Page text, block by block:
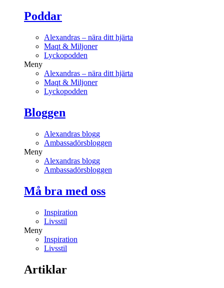
Poddar
Alexandras – nära ditt hjärta
Maqt & Miljoner
Lyckopodden
Meny
Alexandras – nära ditt hjärta
Maqt & Miljoner
Lyckopodden
Bloggen
Alexandras blogg
Ambassadörsbloggen
Meny
Alexandras blogg
Ambassadörsbloggen
Må bra med oss
Inspiration
Livsstil
Meny
Inspiration
Livsstil
Artiklar